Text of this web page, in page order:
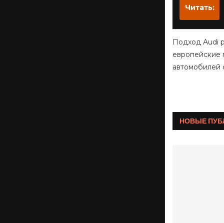
Читать:
Подход Audi
европейские
автомобилей
НОВЫЕ